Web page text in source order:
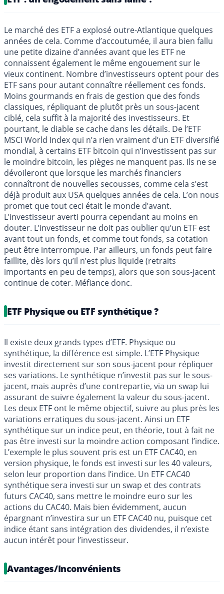
Le marché des ETF a explosé outre-Atlantique quelques
années de cela. Comme d’accoutumée, il aura bien fallu
une petite dizaine d’années avant que les ETF ne
connaissent également le même engouement sur le
vieux continent. Nombre d’investisseurs optent pour des
ETF sans pour autant connaître réellement ces fonds.
Moins gourmands en frais de gestion que des fonds
classiques, répliquant de plutôt près un sous-jacent
ciblé, cela suffit à la majorité des investisseurs. Et
pourtant, le diable se cache dans les détails. De l’ETF
MSCI World Index qui n’a rien vraiment d’un ETF diversifié
mondial, à certains ETF bitcoin qui n’investissent pas sur
le moindre bitcoin, les pièges ne manquent pas. Ils ne se
dévoileront que lorsque les marchés financiers
connaîtront de nouvelles secousses, comme cela s’est
déjà produit aux USA quelques années de cela. L’on nous
promet que tout ceci était le monde d’avant.
L’investisseur averti pourra cependant au moins en
douter. L’investisseur ne doit pas oublier qu’un ETF est
avant tout un fonds, et comme tout fonds, sa cotation
peut être interrompue. Par ailleurs, un fonds peut faire
faillite, dès lors qu’il n’est plus liquide (retraits
importants en peu de temps), alors que son sous-jacent
continue de coter. Méfiance donc.
ETF Physique ou ETF synthétique ?
Il existe deux grands types d’ETF. Physique ou
synthétique, la différence est simple. L’ETF Physique
investit directement sur son sous-jacent pour répliquer
ses variations. Le synthétique n’investit pas sur le sous-
jacent, mais auprès d’une contrepartie, via un swap lui
assurant de suivre également la valeur du sous-jacent.
Les deux ETF ont le même objectif, suivre au plus près les
variations erratiques du sous-jacent. Ainsi un ETF
synthétique sur un indice peut, en théorie, tout à fait ne
pas être investi sur la moindre action composant l’indice.
L’exemple le plus souvent pris est un ETF CAC40, en
version physique, le fonds est investi sur les 40 valeurs,
selon leur proportion dans l’indice. Un ETF CAC40
synthétique sera investi sur un swap et des contrats
futurs CAC40, sans mettre le moindre euro sur les
actions du CAC40. Mais bien évidemment, aucun
épargnant n’investira sur un ETF CAC40 nu, puisque cet
indice étant sans intégration des dividendes, il n’existe
aucun intérêt pour l’investisseur.
Avantages/Inconvénients